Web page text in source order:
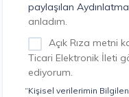
paylaşılan
anladım.
Açık Rıza metni
Ticari Elektronik İleti
ediyorum.
“Kişisel verilerimin